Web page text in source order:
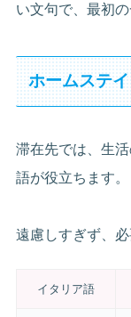
い文句で、最初
ホームステ
滞在先では、生
語が役立ちます。
遠慮しすぎず、
イタリア語